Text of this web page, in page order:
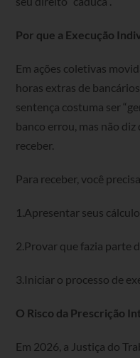
Por que a Execução
Em ações coletivas
horas extras de
sentença costuma ser
banco errou, mas não
receber.
Para receber, você
1.Apresentar seus
2.Provar que fazia parte
3.Iniciar o processo de
O Risco da Prescrição
Em 2026, a Justiça do